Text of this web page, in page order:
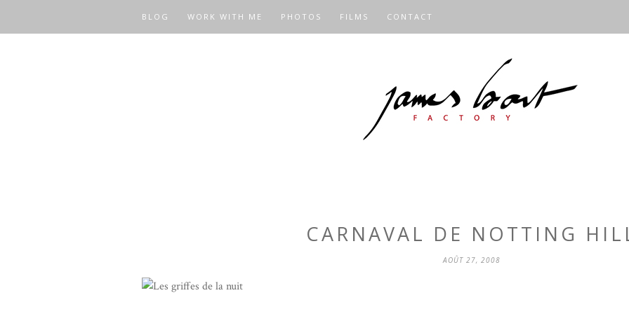
BLOG WORK WITH ME PHOTOS FILMS CONTACT
CARNAVAL DE NOTTING
AOÛT 27, 2008